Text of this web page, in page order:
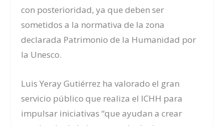
con posterioridad, ya que deben ser
sometidos a la normativa de la zona
declarada Patrimonio de la Humanidad por
la Unesco.
Luis Yeray Gutiérrez ha valorado el gran
servicio público que realiza el ICHH para
impulsar iniciativas “que ayudan a crear